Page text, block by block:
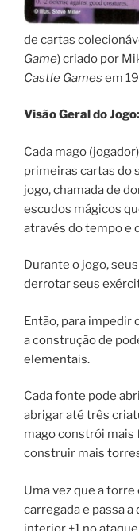
de cartas
Game) criado por
Castle Games em
Visão Geral do Jogo:
Cada mago
primeiras cartas do
jogo, chamada de
escudos mágicos
através do tempo e
Durante o jogo,
derrotar seus
Então, para impedir
a construção de
elementais.
Cada fonte pode
abrigar até três
mago constrói
construir mais
Uma vez que a
carregada e passa